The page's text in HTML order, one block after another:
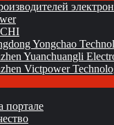
Yongchao
Yuanchuangli
Victpower
портале